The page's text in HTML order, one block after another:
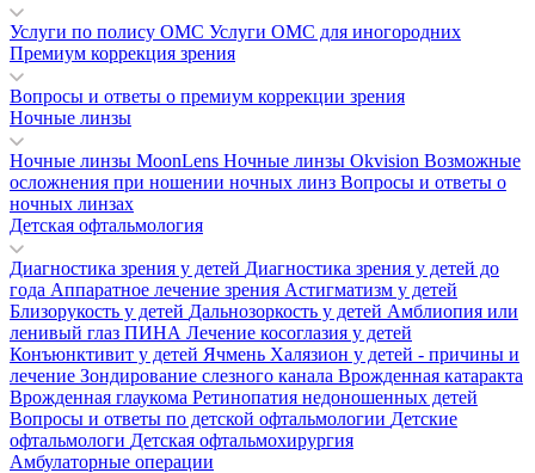
Услуги по полису ОМС Услуги ОМС для иногородних
Премиум коррекция зрения
Вопросы и ответы о премиум коррекции зрения
Ночные линзы
Ночные линзы MoonLens Ночные линзы Okvision Возможные
осложнения при ношении ночных линз Вопросы и ответы о
ночных линзах
Детская офтальмология
Диагностика зрения у детей Диагностика зрения у детей до
года Аппаратное лечение зрения Астигматизм у детей
Близорукость у детей Дальнозоркость у детей Амблиопия или
ленивый глаз ПИНА Лечение косоглазия у детей
Конъюнктивит у детей Ячмень Халязион у детей - причины и
лечение Зондирование слезного канала Врожденная катаракта
Врожденная глаукома Ретинопатия недоношенных детей
Вопросы и ответы по детской офтальмологии Детские
офтальмологи Детская офтальмохирургия
Амбулаторные операции